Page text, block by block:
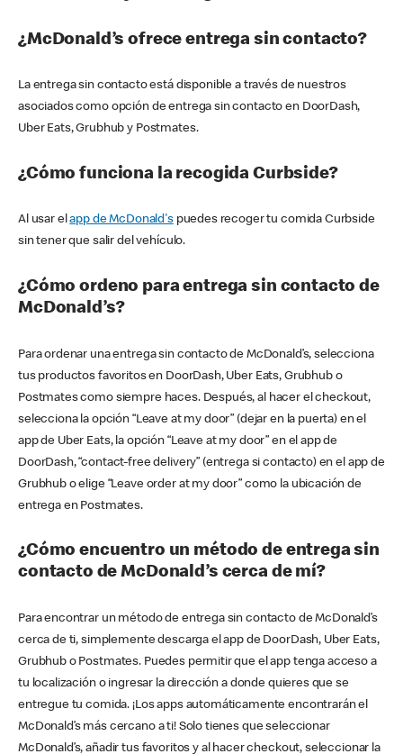
¿McDonald’s ofrece entrega sin contacto?
La entrega sin contacto está disponible a través de nuestros
asociados como opción de entrega sin contacto en DoorDash,
Uber Eats, Grubhub y Postmates.
¿Cómo funciona la recogida Curbside?
Al usar elapp de McDonald'spuedes recoger tu comida Curbside
sin tener que salir del vehículo.
¿Cómo ordeno para entrega sin contacto de
McDonald’s?
Para ordenar una entrega sin contacto de McDonald’s, selecciona
tus productos favoritos en DoorDash, Uber Eats, Grubhub o
Postmates como siempre haces. Después, al hacer el checkout,
selecciona la opción “Leave at my door” (dejar en la puerta) en el
app de Uber Eats, la opción “Leave at my door” en el app de
DoorDash, “contact-free delivery” (entrega si contacto) en el app de
Grubhub o elige “Leave order at my door” como la ubicación de
entrega en Postmates.
¿Cómo encuentro un método de entrega sin
contacto de McDonald’s cerca de mí?
Para encontrar un método de entrega sin contacto de McDonald’s
cerca de ti, simplemente descarga el app de DoorDash, Uber Eats,
Grubhub o Postmates. Puedes permitir que el app tenga acceso a
tu localización o ingresar la dirección a donde quieres que se
entregue tu comida. ¡Los apps automáticamente encontrarán el
McDonald’s más cercano a ti! Solo tienes que seleccionar
McDonald’s, añadir tus favoritos y al hacer checkout, seleccionar la